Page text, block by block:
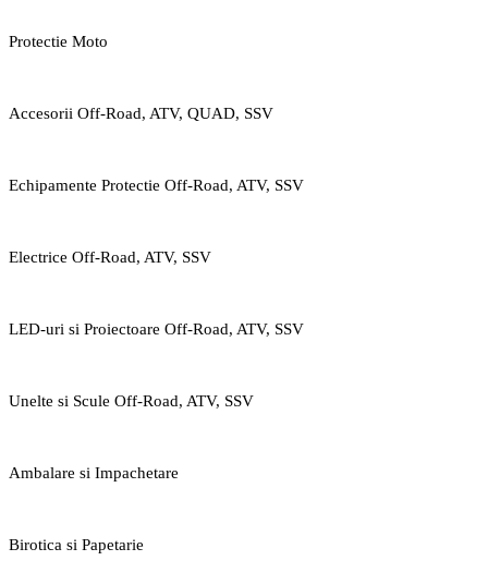
Protectie Moto
Accesorii Off-Road, ATV, QUAD, SSV
Echipamente Protectie Off-Road, ATV, SSV
Electrice Off-Road, ATV, SSV
LED-uri si Proiectoare Off-Road, ATV, SSV
Unelte si Scule Off-Road, ATV, SSV
Ambalare si Impachetare
Birotica si Papetarie